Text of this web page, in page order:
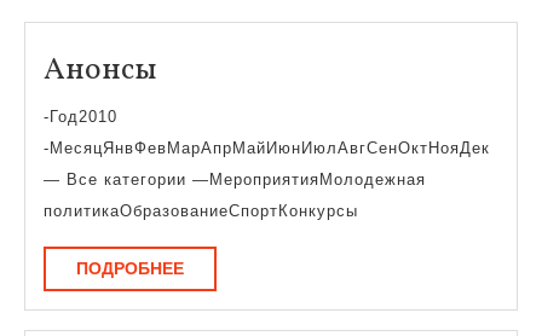
Анонсы
-Год2010
-МесяцЯнвФевМарАпрМайИюнИюлАвгСенОктНояДек
— Все категории —МероприятияМолодежная
политикаОбразованиеСпортКонкурсы
ПОДРОБНЕЕПОДРОБНЕЕ